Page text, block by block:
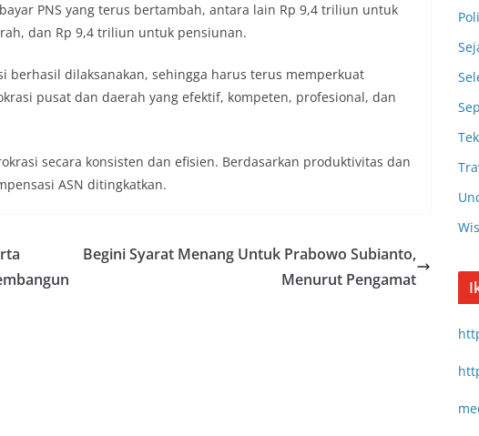
PNS yang terus bertambah, antara lain Rp 9,4 triliun untuk
dan Rp 9,4 triliun untuk pensiunan.
berhasil dilaksanakan, sehingga harus terus memperkuat
pusat dan daerah yang efektif, kompeten, profesional, dan
secara konsisten dan efisien. Berdasarkan produktivitas dan
ASN ditingkatkan.
Begini Syarat Menang Untuk Prabowo Subianto,
Menurut Pengamat